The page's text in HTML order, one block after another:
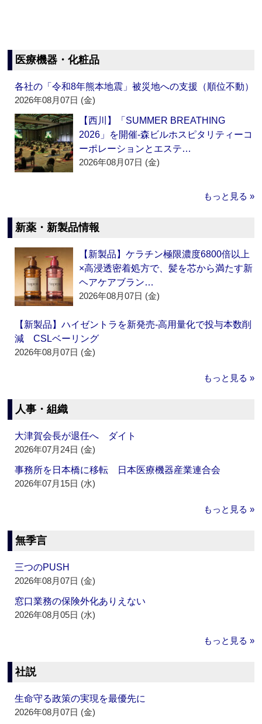
医療機器・化粧品
各社の「令和8年熊本地震」被災地への支援（順位不動）
2026年08月07日 (金)
【西川】「SUMMER BREATHING
2026」を開催‐森ビルホスピタリティーコ
ーポレーションとエステ…
2026年08月07日 (金)
もっと見る »
新薬・新製品情報
【新製品】ケラチン極限濃度6800倍以上
×高浸透密着処方で、髪を芯から満たす新
ヘアケアブラン…
2026年08月07日 (金)
【新製品】ハイゼントラを新発売‐高用量化で投与本数削
減 CSLベーリング
2026年08月07日 (金)
もっと見る »
人事・組織
大津賀会長が退任へ ダイト
2026年07月24日 (金)
事務所を日本橋に移転 日本医療機器産業連合会
2026年07月15日 (水)
もっと見る »
無季言
三つのPUSH
2026年08月07日 (金)
窓口業務の保険外化ありえない
2026年08月05日 (水)
もっと見る »
社説
生命守る政策の実現を最優先に
2026年08月07日 (金)